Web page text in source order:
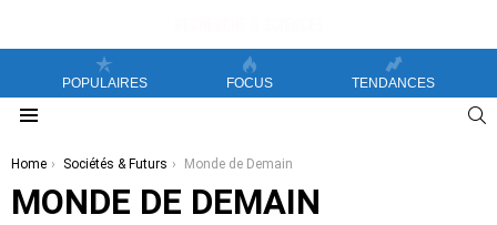
POPULAIRES FOCUS TENDANCES
You are here:
Home Sociétés & Futurs Monde de Demain
MONDE DE DEMAIN